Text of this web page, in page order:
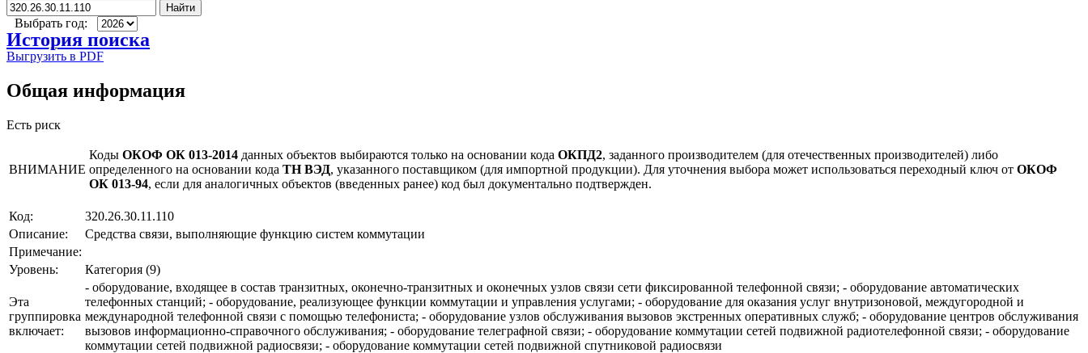
Найти
Выбрать год:
История поиска
Выгрузить в PDF
Общая информация
Есть риск
ВНИМАНИЕ
Коды ОКОФ ОК 013-2014 данных объектов выбираются только на основании кода ОКПД2, заданного производителем (для отечественных производителей) либо
определенного на основании кода ТН ВЭД, указанного поставщиком (для импортной продукции). Для уточнения выбора может использоваться переходный ключ от ОКОФ
ОК 013-94, если для аналогичных объектов (введенных ранее) код был документально подтвержден.
Код:
320.26.30.11.110
Описание:
Средства связи, выполняющие функцию систем коммутации
Примечание:
Уровень:
Категория (9)
Эта
группировка
включает:
- оборудование, входящее в состав транзитных, оконечно-транзитных и оконечных узлов связи сети фиксированной телефонной связи; - оборудование автоматических
телефонных станций; - оборудование, реализующее функции коммутации и управления услугами; - оборудование для оказания услуг внутризоновой, междугородной и
международной телефонной связи с помощью телефониста; - оборудование узлов обслуживания вызовов экстренных оперативных служб; - оборудование центров обслуживания
вызовов информационно-справочного обслуживания; - оборудование телеграфной связи; - оборудование коммутации сетей подвижной радиотелефонной связи; - оборудование
коммутации сетей подвижной радиосвязи; - оборудование коммутации сетей подвижной спутниковой радиосвязи